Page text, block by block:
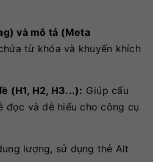
và mô tả (Meta
từ khóa và khuyến khích
(H1, H2, H3...): Giúp cấu
đọc và dễ hiểu cho công cụ
lượng, sử dụng thẻ Alt